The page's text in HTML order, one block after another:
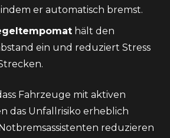
er automatisch bremst.
hält den
ein und reduziert Stress
Fahrzeuge mit aktiven
das Unfallrisiko erheblich
reduzieren